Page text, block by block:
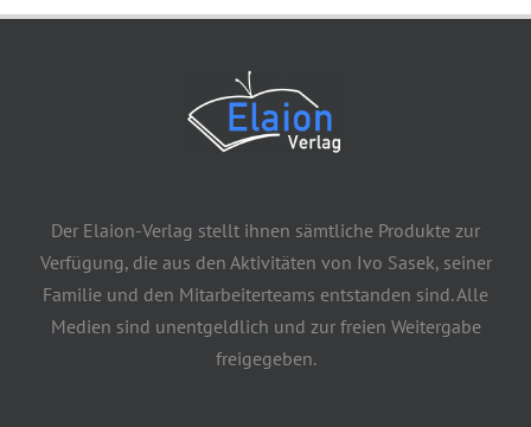
Der Elaion-Verlag stellt ihnen sämtliche Produkte zur
Verfügung, die aus den Aktivitäten von Ivo Sasek, seiner
Familie und den Mitarbeiterteams entstanden sind. Alle
Medien sind unentgeldlich und zur freien Weitergabe
freigegeben.